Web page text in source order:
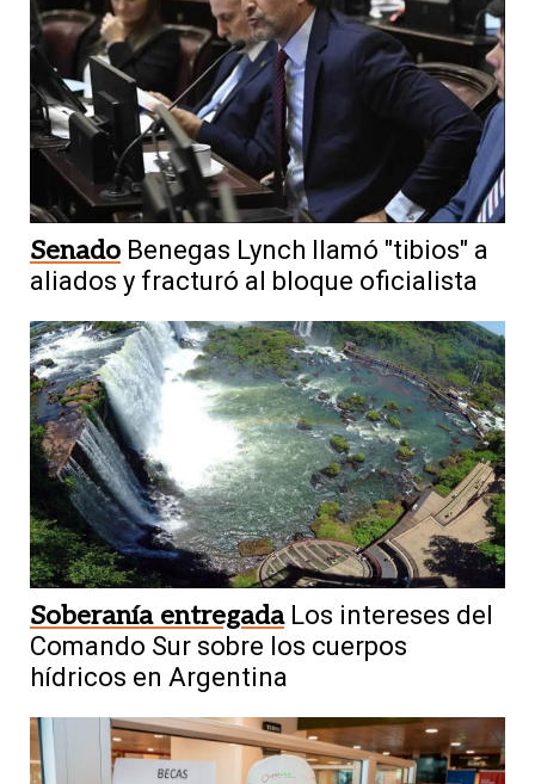
Senado Benegas Lynch llamó "tibios" a
aliados y fracturó al bloque oficialista
Soberanía entregada Los intereses del
Comando Sur sobre los cuerpos
hídricos en Argentina